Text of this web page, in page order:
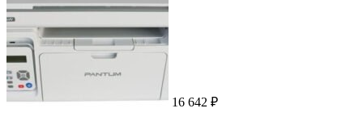
16 642 ₽